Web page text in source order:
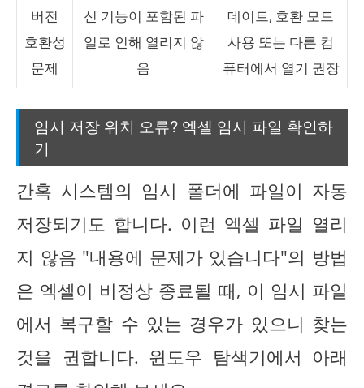
버전
호환성
문제
신 기능이 포함된 파
일로 인해 열리지 않
음
데이트, 호환 모드
사용 또는 다른 컴
퓨터에서 열기 권장
임시 저장 위치 오류? 엑셀 임시 파일 확인하
기
간혹 시스템의 임시 폴더에 파일이 자동
저장되기도 합니다. 이런 엑셀 파일 열리
지 않음 "내용에 문제가 있습니다"의 방법
은 엑셀이 비정상 종료될 때, 이 임시 파일
에서 복구할 수 있는 경우가 있으니 찾는
것을 권합니다. 윈도우 탐색기에서 아래